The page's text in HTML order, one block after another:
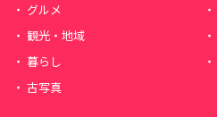
グルメ
観光・地域
暮らし
古写真